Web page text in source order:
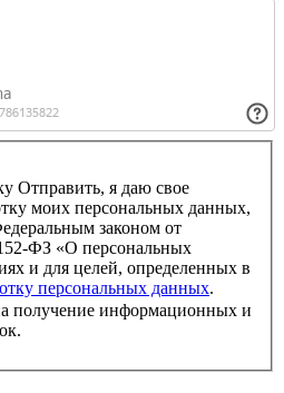
Отправить, я даю свое
моих персональных данных,
законом от
ФЗ «О персональных
и для целей, определенных в
персональных данных.
получение информационных и